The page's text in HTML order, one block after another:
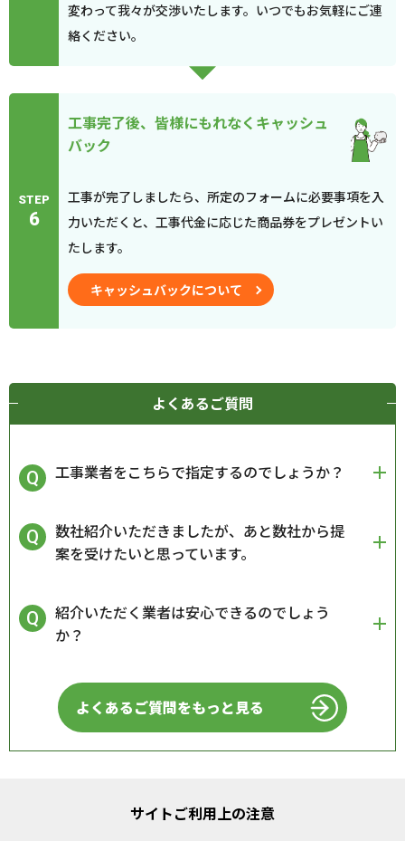
変わって我々が交渉いたします。いつでもお気軽にご連
絡ください。
STEP
6
工事完了後、皆様にもれなくキャッシュ
バック
工事が完了しましたら、所定のフォームに必要事項を入
力いただくと、工事代金に応じた商品券をプレゼントい
たします。
キャッシュバックについて
よくあるご質問
工事業者をこちらで指定するのでしょうか？
数社紹介いただきましたが、あと数社から提
案を受けたいと思っています。
紹介いただく業者は安心できるのでしょう
か？
よくあるご質問をもっと見る
サイトご利用上の注意